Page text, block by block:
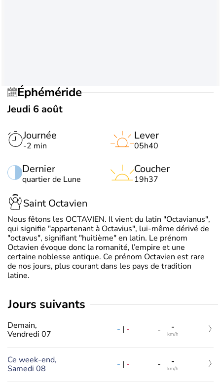
Éphéméride
Jeudi 6 août
Journée
-2 min
Dernier
quartier de Lune
Lever
05h40
Coucher
19h37
Saint Octavien
Nous fêtons les OCTAVIEN. Il vient du latin "Octavianus",
qui signifie "appartenant à Octavius", lui-même dérivé de
"octavus", signifiant "huitième" en latin. Le prénom
Octavien évoque donc la romanité, l’empire et une
certaine noblesse antique. Ce prénom Octavien est rare
de nos jours, plus courant dans les pays de tradition
latine.
jours suivants
Demain,
Vendredi 07
- | - - -
km/h
Ce week-end,
Samedi 08
- | - - -
km/h